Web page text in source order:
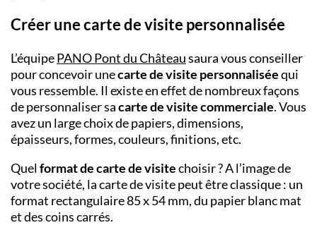
Créer une carte de visite personnalisée
L’équipePANOPont du Châteausaura vous conseiller
pour concevoir unecarte de visite personnaliséequi
vous ressemble. Il existe en effet de nombreux façons
de personnaliser sacarte de visite commerciale. Vous
avez un large choix de papiers, dimensions,
épaisseurs, formes, couleurs, finitions, etc.
Quelformat de carte de visitechoisir ? A l’image de
votre société, la carte de visite peut être classique : un
format rectangulaire 85 x 54 mm, du papier blanc mat
et des coins carrés.